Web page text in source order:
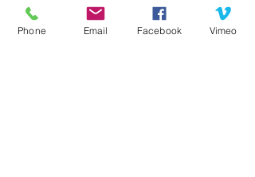
Phone Email Facebook Vimeo